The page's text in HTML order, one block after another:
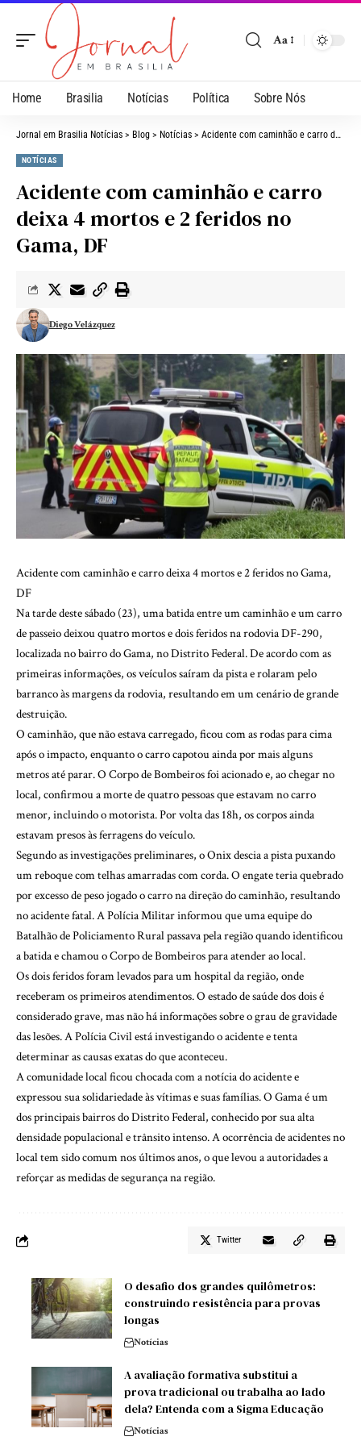
Aa
Home Brasilia Notícias Política Sobre Nós
Jornal em Brasilia Notícias > Blog > Notícias > Acidente com caminhão e carro deixa 4 mortos e 2 feridos no Gama, DF
NOTÍCIAS
Acidente com caminhão e carro
deixa 4 mortos e 2 feridos no
Gama, DF
Diego Velázquez
Acidente com caminhão e carro deixa 4 mortos e 2 feridos no Gama,
DF
Na tarde deste sábado (23), uma batida entre um caminhão e um carro
de passeio deixou quatro mortos e dois feridos na rodovia DF-290,
localizada no bairro do Gama, no Distrito Federal. De acordo com as
primeiras informações, os veículos saíram da pista e rolaram pelo
barranco às margens da rodovia, resultando em um cenário de grande
destruição.
O caminhão, que não estava carregado, ficou com as rodas para cima
após o impacto, enquanto o carro capotou ainda por mais alguns
metros até parar. O Corpo de Bombeiros foi acionado e, ao chegar no
local, confirmou a morte de quatro pessoas que estavam no carro
menor, incluindo o motorista. Por volta das 18h, os corpos ainda
estavam presos às ferragens do veículo.
Segundo as investigações preliminares, o Onix descia a pista puxando
um reboque com telhas amarradas com corda. O engate teria quebrado
por excesso de peso jogado o carro na direção do caminhão, resultando
no acidente fatal. A Polícia Militar informou que uma equipe do
Batalhão de Policiamento Rural passava pela região quando identificou
a batida e chamou o Corpo de Bombeiros para atender ao local.
Os dois feridos foram levados para um hospital da região, onde
receberam os primeiros atendimentos. O estado de saúde dos dois é
considerado grave, mas não há informações sobre o grau de gravidade
das lesões. A Polícia Civil está investigando o acidente e tenta
determinar as causas exatas do que aconteceu.
A comunidade local ficou chocada com a notícia do acidente e
expressou sua solidariedade às vítimas e suas famílias. O Gama é um
dos principais bairros do Distrito Federal, conhecido por sua alta
densidade populacional e trânsito intenso. A ocorrência de acidentes no
local tem sido comum nos últimos anos, o que levou a autoridades a
reforçar as medidas de segurança na região.
Twitter
O desafio dos grandes quilômetros:
construindo resistência para provas
longas
Notícias
A avaliação formativa substitui a
prova tradicional ou trabalha ao lado
dela? Entenda com a Sigma Educação
Notícias